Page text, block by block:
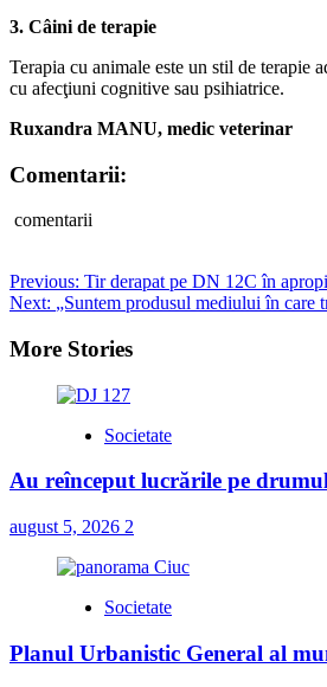
3. Câini de terapie
Terapia cu animale este un stil de terapie
cu afecţiuni cognitive sau psihiatrice.
Ruxandra MANU, medic veterinar
Comentarii:
comentarii
Post
navigation
Previous: Tir derapat pe DN 12C în
Next: „Suntem produsul mediului în care
More Stories
Societate
Au reînceput lucrările pe
august 5, 2026 2
Societate
Planul Urbanistic General al